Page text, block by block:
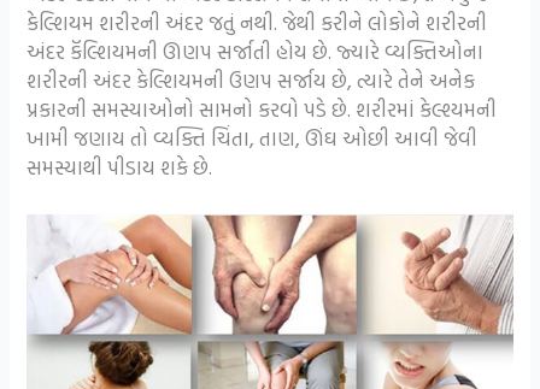
કેલ્શિયમ શરીરની અંદર જતું નથી. જેથી કરીને લોકોને શરીરની
અંદર કૅલ્શિયમની ઊણપ સર્જાતી હોય છે. જ્યારે વ્યક્તિઓના
શરીરની અંદર કેલ્શિયમની ઉણપ સર્જાય છે, ત્યારે તેને અનેક
પ્રકારની સમસ્યાઓનો સામનો કરવો પડે છે. શરીરમાં કેલ્શ્યમની
ખામી જણાય તો વ્યક્તિ ચિંતા, તાણ, ઊંઘ ઓછી આવી જેવી
સમસ્યાથી પીડાય શકે છે.